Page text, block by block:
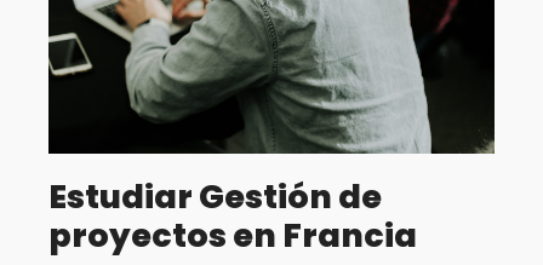
Estudiar Gestión de
proyectos en Francia